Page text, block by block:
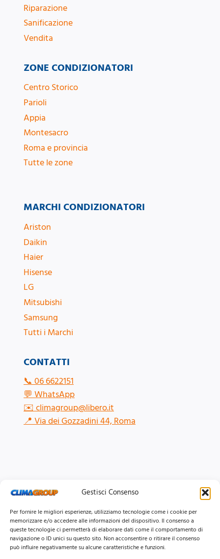
Gestisci Consenso
Per fornire le migliori esperienze, utilizziamo tecnologie come i cookie per
memorizzare e/o accedere alle informazioni del dispositivo. Il consenso a
queste tecnologie ci permetterà di elaborare dati come il comportamento di
navigazione o ID unici su questo sito. Non acconsentire o ritirare il consenso
può influire negativamente su alcune caratteristiche e funzioni.
ZONE CONDIZIONATORI
Centro Storico
Parioli
Appia
Montesacro
Roma e provincia
Tutte le zone
Riparazione
Sanificazione
Vendita
CONTATTI
📞06 6622151
💬WhatsApp
✉️climagroup@libero.it
📍Via dei Gozzadini 44, Roma
MARCHI CONDIZIONATORI
Ariston
Daikin
Haier
Hisense
LG
Mitsubishi
Samsung
Tutti i Marchi